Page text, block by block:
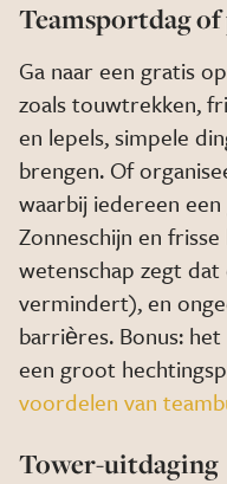
Teamsportdag
Ga naar een gratis
zoals touwtrekken,
en lepels, simpele
brengen. Of
waarbij iedereen
Zonneschijn en
wetenschap zegt
vermindert), en
barrières. Bonus:
een groot
voordelen van
Tower-uitdaging